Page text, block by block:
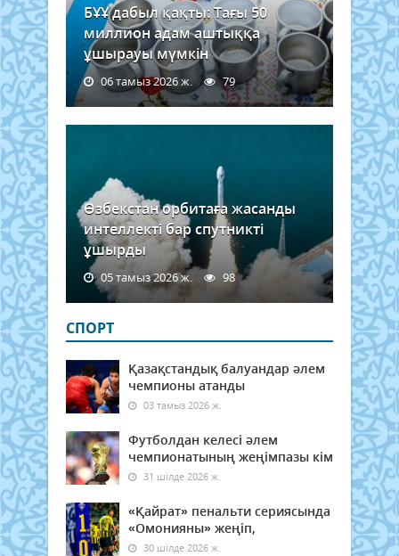
БҰҰ дабыл қақты: Тағы 50
миллион адам аштыққа
ұшырауы мүмкін
06 тамыз 2026 ж. 79
Өзбекстан орбитаға жасанды
интеллекті бар спутникті
ұшырды
05 тамыз 2026 ж. 98
СПОРТ
Қазақстандық балуандар әлем
чемпионы атанды
03 тамыз 2026 ж.
Футболдан келесі әлем
чемпионатының жеңімпазы кім
31 шілде 2026 ж.
«Қайрат» пенальти сериясында
«Омонияны» жеңіп,
30 шілде 2026 ж.